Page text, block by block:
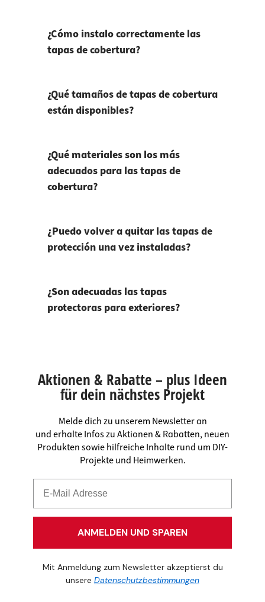
¿Cómo instalo correctamente las
tapas de cobertura?
¿Qué tamaños de tapas de cobertura
están disponibles?
¿Qué materiales son los más
adecuados para las tapas de
cobertura?
¿Puedo volver a quitar las tapas de
protección una vez instaladas?
¿Son adecuadas las tapas
protectoras para exteriores?
Aktionen & Rabatte – plus Ideen
für dein nächstes Projekt
Melde dich zu unserem Newsletter an
und erhalte Infos zu Aktionen & Rabatten, neuen
Produkten sowie hilfreiche Inhalte rund um DIY-
Projekte und Heimwerken.
ANMELDEN UND SPAREN
Mit Anmeldung zum Newsletter akzeptierst du
unsere Datenschutzbestimmungen